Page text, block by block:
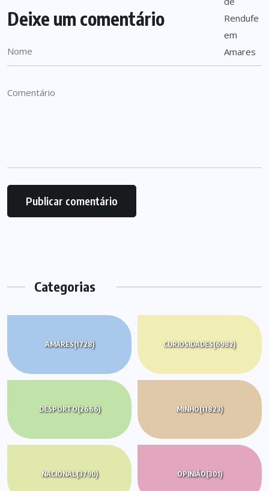
Deixe um comentário
Categorias
AMARES(1728) CURIOSIDADES(6982)
DESPORTO(2666) MINHO(11823)
NACIONAL(3790) OPINIÃO(301)